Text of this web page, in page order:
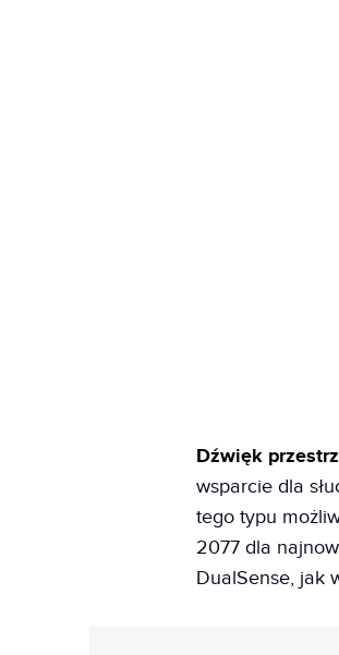
Dźwięk
wsparcie dla
tego typu
2077 dla
DualSense, jak